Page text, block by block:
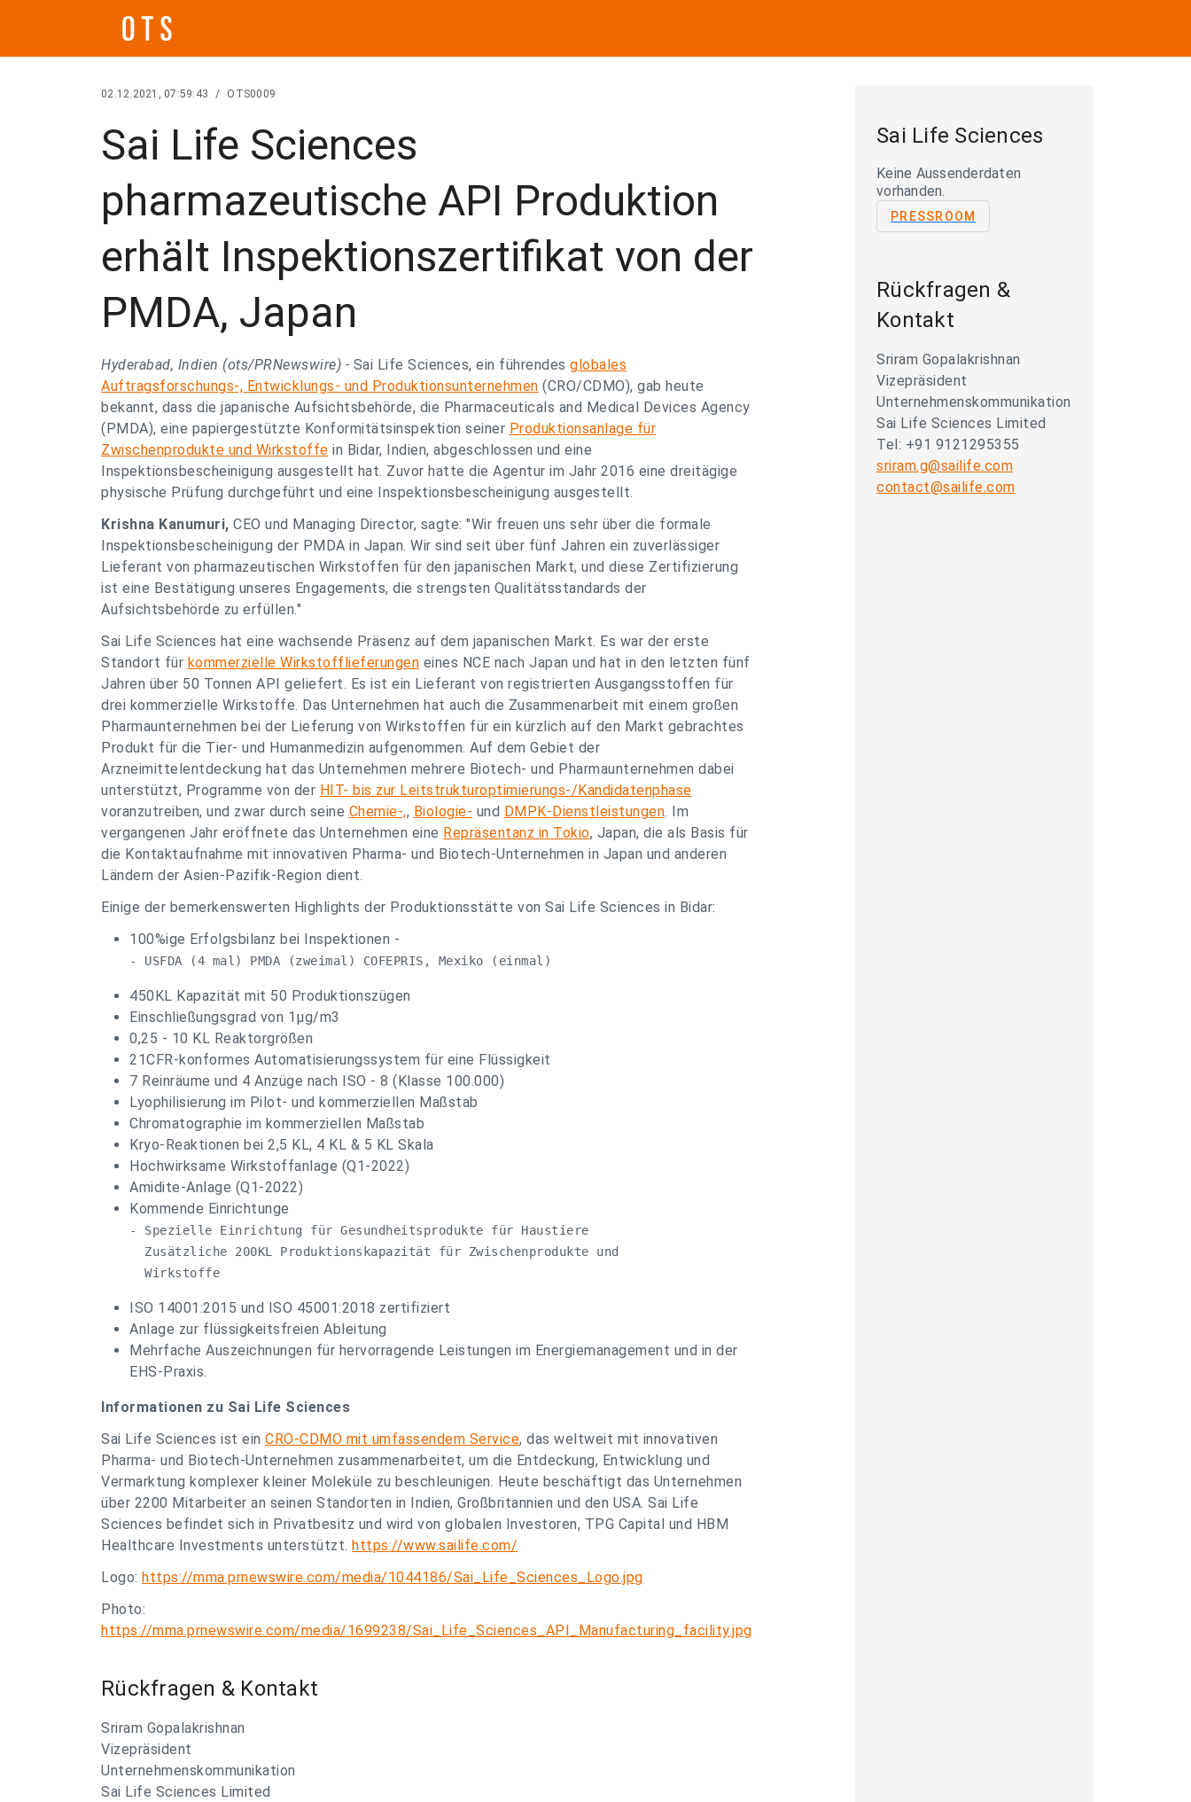
02.12.2021, 07:59:43 / OTS0009
Sai Life Sciences
pharmazeutische API Produktion
erhält Inspektionszertifikat von der
PMDA, Japan
Hyderabad, Indien (ots/PRNewswire) - Sai Life Sciences, ein führendes globales
Auftragsforschungs-, Entwicklungs- und Produktionsunternehmen (CRO/CDMO), gab heute
bekannt, dass die japanische Aufsichtsbehörde, die Pharmaceuticals and Medical Devices Agency
(PMDA), eine papiergestützte Konformitätsinspektion seiner Produktionsanlage für
Zwischenprodukte und Wirkstoffe in Bidar, Indien, abgeschlossen und eine
Inspektionsbescheinigung ausgestellt hat. Zuvor hatte die Agentur im Jahr 2016 eine dreitägige
physische Prüfung durchgeführt und eine Inspektionsbescheinigung ausgestellt.
Krishna Kanumuri, CEO und Managing Director, sagte: "Wir freuen uns sehr über die formale
Inspektionsbescheinigung der PMDA in Japan. Wir sind seit über fünf Jahren ein zuverlässiger
Lieferant von pharmazeutischen Wirkstoffen für den japanischen Markt, und diese Zertifizierung
ist eine Bestätigung unseres Engagements, die strengsten Qualitätsstandards der
Aufsichtsbehörde zu erfüllen."
Sai Life Sciences hat eine wachsende Präsenz auf dem japanischen Markt. Es war der erste
Standort für kommerzielle Wirkstofflieferungen eines NCE nach Japan und hat in den letzten fünf
Jahren über 50 Tonnen API geliefert. Es ist ein Lieferant von registrierten Ausgangsstoffen für
drei kommerzielle Wirkstoffe. Das Unternehmen hat auch die Zusammenarbeit mit einem großen
Pharmaunternehmen bei der Lieferung von Wirkstoffen für ein kürzlich auf den Markt gebrachtes
Produkt für die Tier- und Humanmedizin aufgenommen. Auf dem Gebiet der
Arzneimittelentdeckung hat das Unternehmen mehrere Biotech- und Pharmaunternehmen dabei
unterstützt, Programme von der HIT- bis zur Leitstrukturoptimierungs-/Kandidatenphase
voranzutreiben, und zwar durch seine Chemie-,, Biologie- und DMPK-Dienstleistungen. Im
vergangenen Jahr eröffnete das Unternehmen eine Repräsentanz in Tokio, Japan, die als Basis für
die Kontaktaufnahme mit innovativen Pharma- und Biotech-Unternehmen in Japan und anderen
Ländern der Asien-Pazifik-Region dient.
Einige der bemerkenswerten Highlights der Produktionsstätte von Sai Life Sciences in Bidar:
100%ige Erfolgsbilanz bei Inspektionen -
- USFDA (4 mal) PMDA (zweimal) COFEPRIS, Mexiko (einmal)
450KL Kapazität mit 50 Produktionszügen
Einschließungsgrad von 1µg/m3
0,25 - 10 KL Reaktorgrößen
21CFR-konformes Automatisierungssystem für eine Flüssigkeit
7 Reinräume und 4 Anzüge nach ISO - 8 (Klasse 100.000)
Lyophilisierung im Pilot- und kommerziellen Maßstab
Chromatographie im kommerziellen Maßstab
Kryo-Reaktionen bei 2,5 KL, 4 KL & 5 KL Skala
Hochwirksame Wirkstoffanlage (Q1-2022)
Amidite-Anlage (Q1-2022)
Kommende Einrichtunge
- Spezielle Einrichtung für Gesundheitsprodukte für Haustiere
  Zusätzliche 200KL Produktionskapazität für Zwischenprodukte und
  Wirkstoffe
ISO 14001:2015 und ISO 45001:2018 zertifiziert
Anlage zur flüssigkeitsfreien Ableitung
Mehrfache Auszeichnungen für hervorragende Leistungen im Energiemanagement und in der
EHS-Praxis.
Informationen zu Sai Life Sciences
Sai Life Sciences ist ein CRO-CDMO mit umfassendem Service, das weltweit mit innovativen
Pharma- und Biotech-Unternehmen zusammenarbeitet, um die Entdeckung, Entwicklung und
Vermarktung komplexer kleiner Moleküle zu beschleunigen. Heute beschäftigt das Unternehmen
über 2200 Mitarbeiter an seinen Standorten in Indien, Großbritannien und den USA. Sai Life
Sciences befindet sich in Privatbesitz und wird von globalen Investoren, TPG Capital und HBM
Healthcare Investments unterstützt. https://www.sailife.com/
Logo: https://mma.prnewswire.com/media/1044186/Sai_Life_Sciences_Logo.jpg
Photo:
https://mma.prnewswire.com/media/1699238/Sai_Life_Sciences_API_Manufacturing_facility.jpg
Rückfragen & Kontakt
Sriram Gopalakrishnan
Vizepräsident
Unternehmenskommunikation
Sai Life Sciences Limited
Sai Life Sciences
Keine Aussenderdaten
vorhanden.
PRESSROOM
Rückfragen &
Kontakt
Sriram Gopalakrishnan
Vizepräsident
Unternehmenskommunikation
Sai Life Sciences Limited
Tel: +91 9121295355
sriram.g@sailife.com
contact@sailife.com